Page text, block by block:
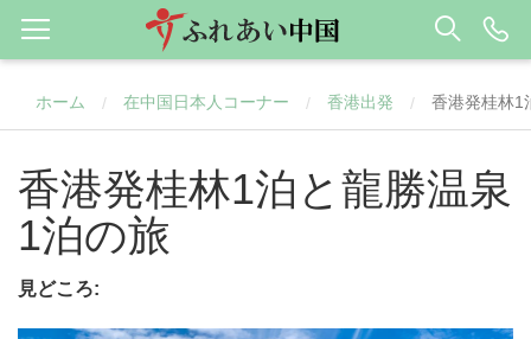
ホーム / 在中国日本人コーナー / 香港出発 / 香港発桂林1
香港発桂林1泊と龍勝温泉
1泊の旅
見どころ: